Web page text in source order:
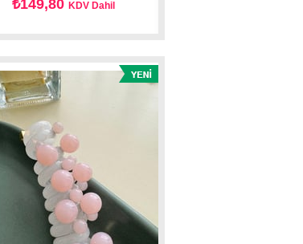
₺149,80KDV Dahil